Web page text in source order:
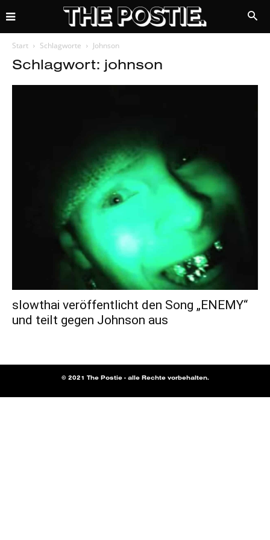
Start Schlagworte Johnson
Schlagwort: johnson
slowthai veröffentlicht den Song „ENEMY“
und teilt gegen Johnson aus
© 2021 The Postie - alle Rechte vorbehalten.